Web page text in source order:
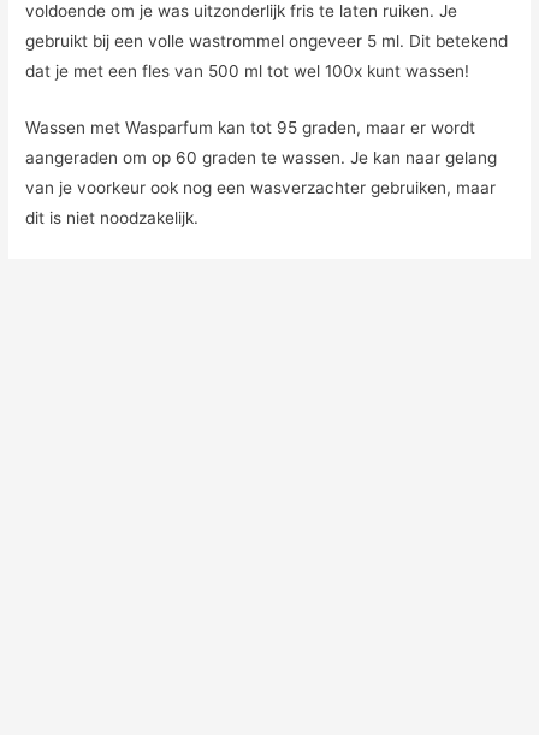
voldoende om je was uitzonderlijk fris te laten ruiken. Je
gebruikt bij een volle wastrommel ongeveer 5 ml. Dit betekend
dat je met een fles van 500 ml tot wel 100x kunt wassen!
Wassen met Wasparfum kan tot 95 graden, maar er wordt
aangeraden om op 60 graden te wassen. Je kan naar gelang
van je voorkeur ook nog een wasverzachter gebruiken, maar
dit is niet noodzakelijk.